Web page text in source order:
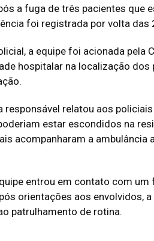
a fuga de três pacientes que
foi registrada por volta das
a equipe foi acionada pela
hospitalar na localização dos
responsável relatou aos
estar escondidos na
acompanharam a ambulância
entrou em contato com
orientações aos envolvidos,
patrulhamento de rotina.